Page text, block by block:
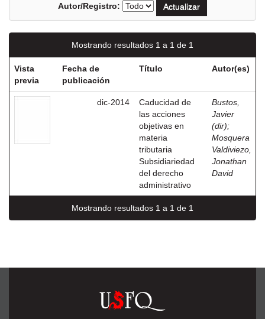
Autor/Registro:
Mostrando resultados 1 a 1 de 1
Vista
previa
Fecha de
publicación
Título Autor(es)
dic-2014
Caducidad de
las acciones
objetivas en
materia
tributaria
Subsidiariedad
del derecho
administrativo
Bustos,
Javier
(dir);
Mosquera
Valdiviezo,
Jonathan
David
Mostrando resultados 1 a 1 de 1